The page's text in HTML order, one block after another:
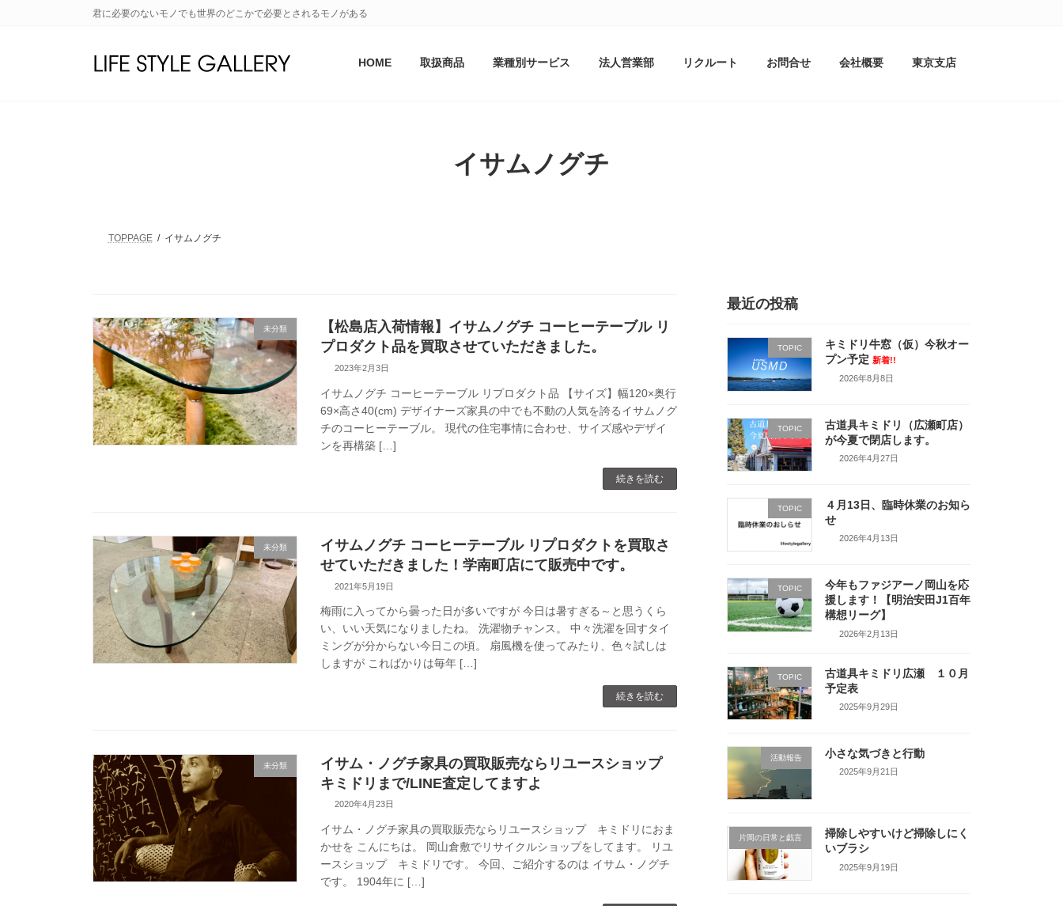
君に必要のないモノでも世界のどこかで必要とされるモノがある
HOME 取扱商品 業種別サービス 法人営業部 リクルート お問合せ 会社概要 東京支店
イサムノグチ
TOPPAGE イサムノグチ
未分類
【松島店入荷情報】イサムノグチ コーヒーテーブル リ
プロダクト品を買取させていただきました。
2023年2月3日
イサムノグチ コーヒーテーブル リプロダクト品 【サイズ】幅120×奥行
69×高さ40(cm) デザイナーズ家具の中でも不動の人気を誇るイサムノグ
チのコーヒーテーブル。 現代の住宅事情に合わせ、サイズ感やデザイ
ンを再構築 […]
続きを読む
未分類
イサムノグチ コーヒーテーブル リプロダクトを買取さ
せていただきました！学南町店にて販売中です。
2021年5月19日
梅雨に入ってから曇った日が多いですが 今日は暑すぎる～と思うくら
い、いい天気になりましたね。 洗濯物チャンス。 中々洗濯を回すタイ
ミングが分からない今日この頃。 扇風機を使ってみたり、色々試しは
しますが こればかりは毎年 […]
続きを読む
未分類
イサム・ノグチ家具の買取販売ならリユースショップ
キミドリまで/LINE査定してますよ
2020年4月23日
イサム・ノグチ家具の買取販売ならリユースショップ キミドリにおま
かせを こんにちは。 岡山倉敷でリサイクルショップをしてます。 リユ
ースショップ キミドリです。 今回、ご紹介するのは イサム・ノグチ
です。 1904年に […]
最近の投稿
TOPIC
キミドリ牛窓（仮）今秋オー
プン予定 新着!!
2026年8月8日
TOPIC
古道具キミドリ（広瀬町店）
が今夏で閉店します。
2026年4月27日
TOPIC
４月13日、臨時休業のお知ら
せ
2026年4月13日
TOPIC
今年もファジアーノ岡山を応
援します！【明治安田J1百年
構想リーグ】
2026年2月13日
TOPIC
古道具キミドリ広瀬 １０月
予定表
2025年9月29日
活動報告 小さな気づきと行動
2025年9月21日
片岡の日常と戯言
掃除しやすいけど掃除しにく
いブラシ
2025年9月19日